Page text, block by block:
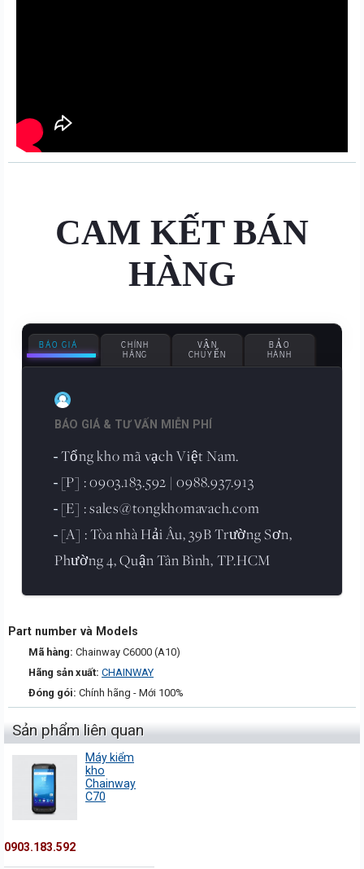
CAM KẾT BÁN
HÀNG
BÁO GIÁ
CHÍNH
HÃNG
VẬN
CHUYỂN
BẢO
HÀNH
BÁO GIÁ & TƯ VẤN MIỄN PHÍ
- Tổng kho mã vạch Việt Nam.
- [P] : 0903.183.592 | 0988.937.913
- [E] : sales@tongkhomavach.com
- [A] : Tòa nhà Hải Âu, 39B Trường Sơn,
Phường 4, Quận Tân Bình, TP.HCM
Part number và Models
Mã hàng: Chainway C6000 (A10)
Hãng sản xuất: CHAINWAY
Đóng gói: Chính hãng - Mới 100%
Sản phẩm liên quan
Máy kiểm
kho
Chainway
C70
0903.183.592